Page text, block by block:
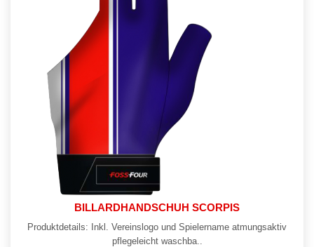
BILLARDHANDSCHUH SCORPIS
Produktdetails: Inkl. Vereinslogo und Spielername atmungsaktiv
pflegeleicht waschba..